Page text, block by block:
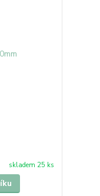
skladem 25 ks